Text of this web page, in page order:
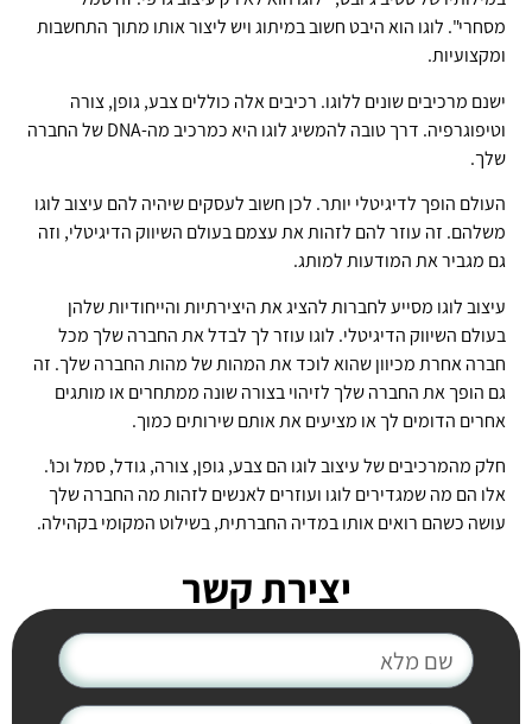
מסחרי". לוגו הוא היבט חשוב במיתוג ויש ליצור אותו מתוך התחשבות
ומקצועיות.
ישנם מרכיבים שונים ללוגו. רכיבים אלה כוללים צבע, גופן, צורה
וטיפוגרפיה. דרך טובה להמשיג לוגו היא כמרכיב מה-DNA של החברה
שלך.
העולם הופך לדיגיטלי יותר. לכן חשוב לעסקים שיהיה להם עיצוב לוגו
משלהם. זה עוזר להם לזהות את עצמם בעולם השיווק הדיגיטלי, וזה
גם מגביר את המודעות למותג.
עיצוב לוגו מסייע לחברות להציג את היצירתיות והייחודיות שלהן
בעולם השיווק הדיגיטלי. לוגו עוזר לך לבדל את החברה שלך מכל
חברה אחרת מכיוון שהוא לוכד את המהות של מהות החברה שלך. זה
גם הופך את החברה שלך לזיהוי בצורה שונה ממתחרים או מותגים
אחרים הדומים לך או מציעים את אותם שירותים כמוך.
חלק מהמרכיבים של עיצוב לוגו הם צבע, גופן, צורה, גודל, סמל וכו'.
אלו הם מה שמגדירים לוגו ועוזרים לאנשים לזהות מה החברה שלך
עושה כשהם רואים אותו במדיה החברתית, בשילוט המקומי בקהילה.
יצירת קשר